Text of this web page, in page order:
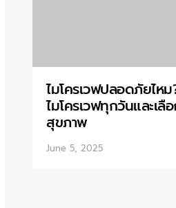
ไมโครเวฟปลอดภัยไหม
ไมโครเวฟทุกวันและเลื
สุขภาพ
June 5, 2025